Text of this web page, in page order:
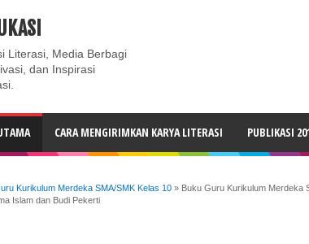
US
Literasi, Media Berbagi
dan Inspirasi
CARA MENGIRIMKAN KARYA LITERASI PUBLIKASI
Kurikulum Merdeka SMA/SMK Kelas 10 » Buku Guru Kurikulum Merdeka
Islam dan Budi Pekerti